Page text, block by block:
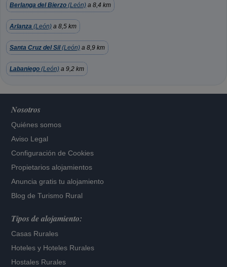
Berlanga del Bierzo (León) a 8,4 km
Arlanza (León) a 8,5 km
Santa Cruz del Sil(León) a 8,9 km
Labaniego (León) a 9,2 km
Nosotros
Quiénes somos
Aviso Legal
Configuración de Cookies
Propietarios alojamientos
Anuncia gratis tu alojamiento
Blog de Turismo Rural
Tipos de alojamiento:
Casas Rurales
Hoteles y Hoteles Rurales
Hostales Rurales